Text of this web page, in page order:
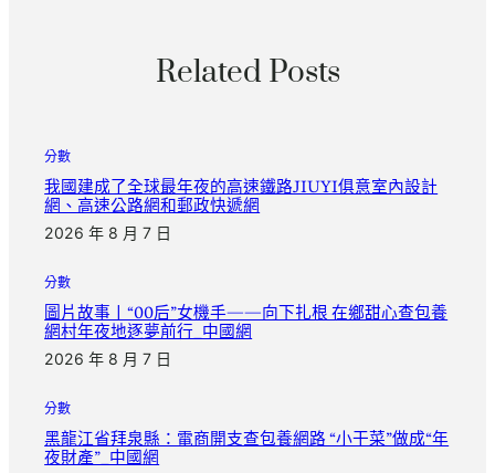
Related Posts
分數
我國建成了全球最年夜的高速鐵路JIUYI俱意室內設計
網、高速公路網和郵政快遞網
2026 年 8 月 7 日
分數
圖片故事丨“00后”女機手——向下扎根 在鄉甜心查包養
網村年夜地逐夢前行_中國網
2026 年 8 月 7 日
分數
黑龍江省拜泉縣：電商開支查包養網路 “小干菜”做成“年
夜財產”_中國網